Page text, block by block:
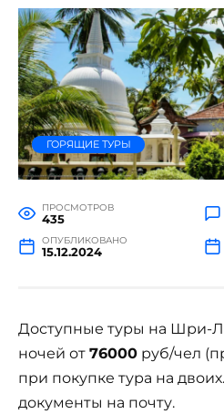
ГОРЯЩИЕ ТУРЫ
ПРОСМОТРОВ
435
ОПУБЛИКОВАНО
15.12.2024
Доступные туры на Шри-
ночей от 76000 руб/чел
при покупке тура на
документы на почту.